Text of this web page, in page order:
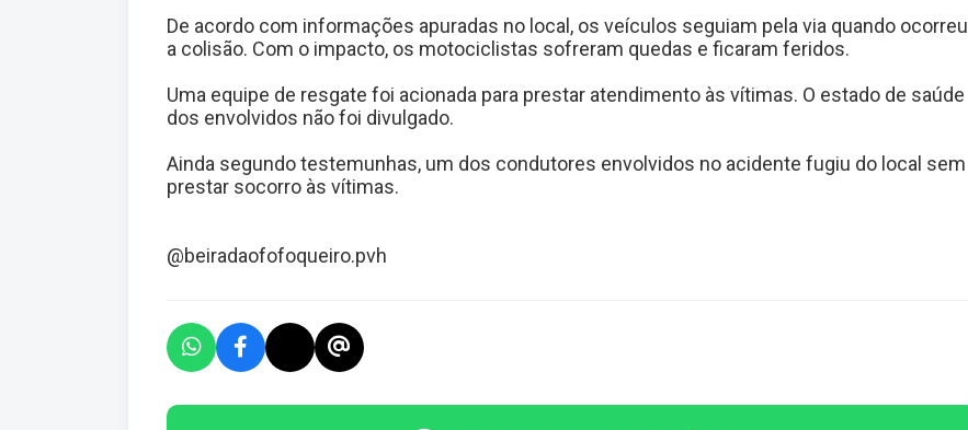
De acordo com informações apuradas no local, os veículos seguiam pela via quando ocorreu
a colisão. Com o impacto, os motociclistas sofreram quedas e ficaram feridos.
Uma equipe de resgate foi acionada para prestar atendimento às vítimas. O estado de saúde
dos envolvidos não foi divulgado.
Ainda segundo testemunhas, um dos condutores envolvidos no acidente fugiu do local sem
prestar socorro às vítimas.
@beiradaofofoqueiro.pvh